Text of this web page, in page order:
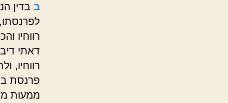
ב בדין
רווחיו
דאתי
רווחיו,
פרנסת
ממעות